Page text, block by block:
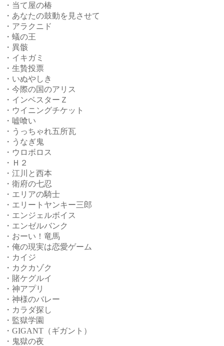
・当て屋の椿
・あなたの鼓動を見させて
・アラクニド
・蟻の王
・異骸
・イキガミ
・生贄投票
・いぬやしき
・今際の国のアリス
・インベスターＺ
・ウイニングチケット
・嘘喰い
・うっちゃれ五所瓦
・うなぎ鬼
・ウロボロス
・Ｈ２
・江川と西本
・衛府の七忍
・エリアの騎士
・エリートヤンキー三郎
・エンジェルボイス
・エンゼルバンク
・おーい！竜馬
・俺の現実は恋愛ゲーム
・カイジ
・カクカゾク
・賭ケグルイ
・神アプリ
・神様のバレー
・カラダ探し
・監獄学園
・GIGANT（ギガント）
・鬼獄の夜